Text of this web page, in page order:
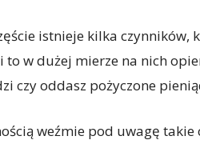
istnieje kilka
to w dużej mierze na nich
czy oddasz pożyczone
weźmie pod uwagę takie